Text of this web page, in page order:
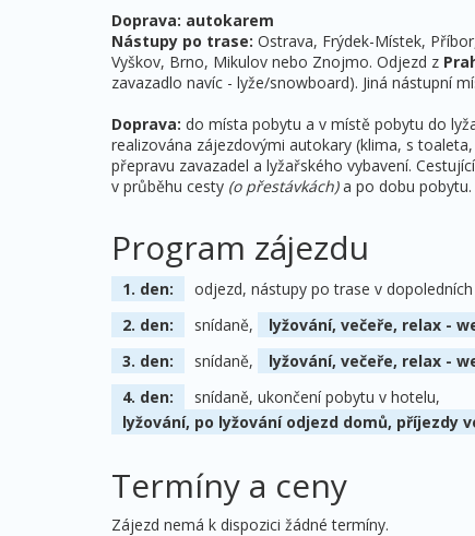
Doprava: autokarem
Nástupy po trase: Ostrava, Frýdek-Místek,
Vyškov, Brno, Mikulov nebo Znojmo. Odjezd z
zavazadlo navíc - lyže/snowboard). Jiná nástupní
Doprava: do místa pobytu a v místě pobytu do
realizována zájezdovými autokary (klima, s
přepravu zavazadel a lyžařského vybavení.
v průběhu cesty (o přestávkách)a po dobu pobytu.
Program zájezdu
1. den:
odjezd, nástupy po trase v
2. den:
snídaně,
lyžování, večeře, relax -
3. den:
snídaně,
lyžování, večeře, relax -
4. den:
snídaně, ukončení pobytu v hotelu,
lyžování, po lyžování odjezd domů, příjezdy
Termíny a ceny
Zájezd nemá k dispozici žádné termíny.